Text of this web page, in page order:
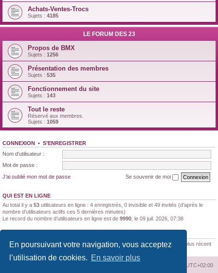
En poursuivant votre navigation, vous acceptez
l’utilisation de cookies. En savoir plus
Achats-Ventes-Trocs
Sujets : 4185
LE FORUM DES 23
Propos de BMX
Sujets : 1256
Présentation des membres
Sujets : 535
Fonctionnement du site
Sujets : 143
Tout le reste
Réservé aux membres.
Sujets : 1059
CONNEXION • S’ENREGISTRER
Nom d’utilisateur :
Mot de passe :
J’ai oublié mon mot de passe
Se souvenir de moi
QUI EST EN LIGNE
Au total il y a 53 utilisateurs en ligne : 4 enregistrés, 0 invisible et 49 invités (d’après le
nombre d’utilisateurs actifs ces 5 dernières minutes)
Le record du nombre d’utilisateurs en ligne est de 9990 , le 09 juil. 2026, 07:38
188170 messages •11347sujets •1522membres • Le membre enregistré le plus récent
Brunaldi21
UTC+02:00